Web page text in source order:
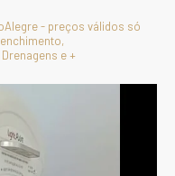
- preços válidos só
e +